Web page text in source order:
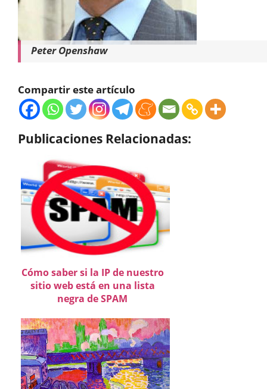
Peter Openshaw
Compartir este artículo
Publicaciones Relacionadas:
Cómo saber si la IP de nuestro
sitio web está en una lista
negra de SPAM